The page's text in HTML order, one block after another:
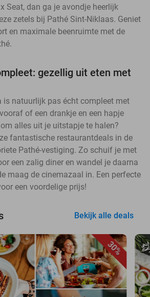
Seat, dan ga je avondje heerlijk
zetels bij Pathé Sint-Niklaas. Geniet
en maximale beenruimte met de
gezellig uit eten met
is natuurlijk pas écht compleet met
of een drankje en een hapje
alles uit je uitstapje te halen?
fantastische restaurantdeals in de
Pathé-vestiging. Zo schuif je met
een zalig diner en wandel je daarna
maag de cinemazaal in. Een perfecte
een voordelige prijs!
Bekijk alle deals
30%